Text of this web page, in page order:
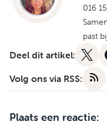
016
past
Deel dit artikel:
Volg ons via RSS:
Plaats een reactie: